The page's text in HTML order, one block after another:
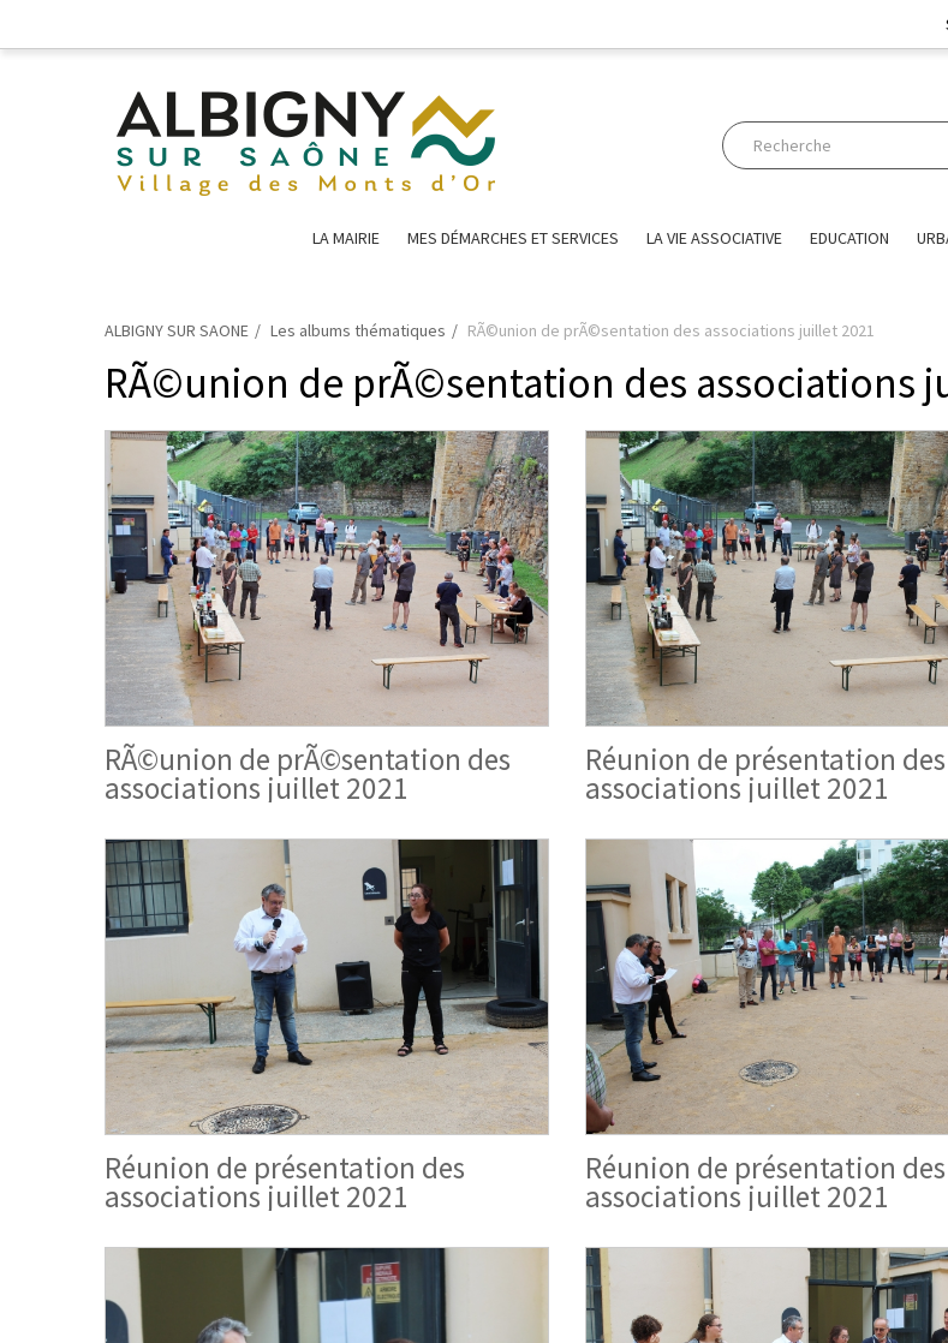
LA MAIRIE MES DÉMARCHES ET SERVICES LA VIE ASSOCIATIVE EDUCATION
ALBIGNY SUR SAONE Les albums thématiques RÃ©union de prÃ©sentation des associations juillet 2021
RÃ©union de prÃ©sentation des associations
RÃ©union de prÃ©sentation des
associations juillet 2021
Réunion de présentation des
associations juillet 2021
Réunion de présentation des
associations juillet 2021
Réunion de présentation des
associations juillet 2021